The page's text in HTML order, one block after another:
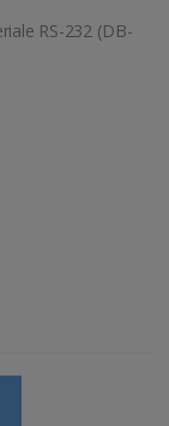
RS-232 (DB-